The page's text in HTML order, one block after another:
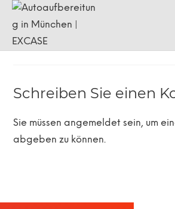
Schreiben Sie einen
Sie müssen angemeldet sein, um
abgeben zu können.